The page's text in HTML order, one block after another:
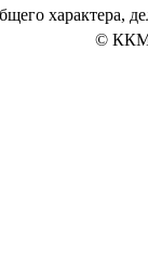
характера,
© ККМ